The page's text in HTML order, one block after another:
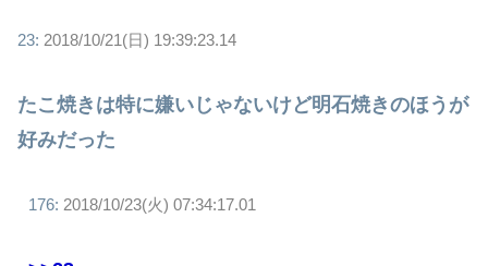
23: 2018/10/21(日) 19:39:23.14
たこ焼きは特に嫌いじゃないけど明石焼きのほうが
好みだった
176: 2018/10/23(火) 07:34:17.01